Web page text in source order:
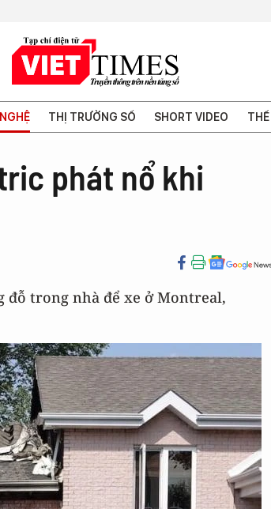
THỊ TRƯỜNG SỐ SHORT VIDEO
phát nổ khi
đỗ trong nhà để xe ở Montreal,